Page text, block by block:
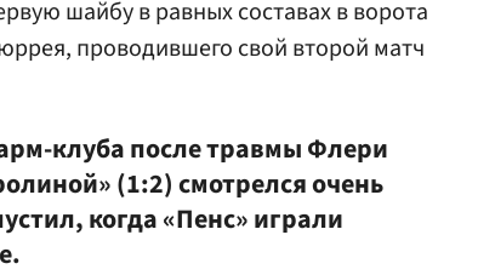
шайбу в равных составах в ворота
проводившего свой второй матч
клуба после травмы Флери
(1:2) смотрелся очень
когда «Пенс» играли